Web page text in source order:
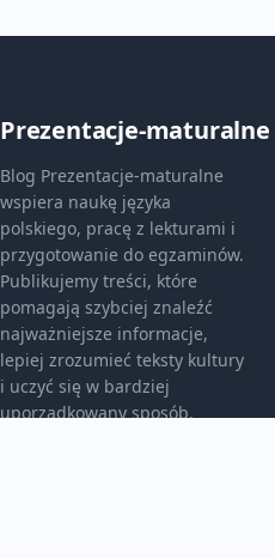
Prezentacje-maturalne
Blog Prezentacje-maturalne
wspiera naukę języka
polskiego, pracę z lekturami i
przygotowanie do egzaminów.
Publikujemy treści, które
pomagają szybciej znaleźć
najważniejsze informacje,
lepiej zrozumieć teksty kultury
i uczyć się w bardziej
uporządkowany sposób.